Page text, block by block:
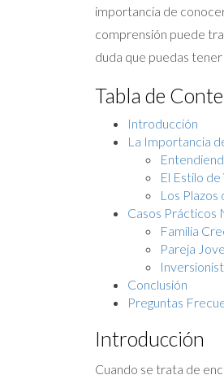
importancia de
comprensión puede
duda que puedas
Tabla de
Introducción
La Importancia
El Estilo
Los
Casos Prácticos
Familia
Pareja
Conclusión
Preguntas
Introducción
Cuando se trata de